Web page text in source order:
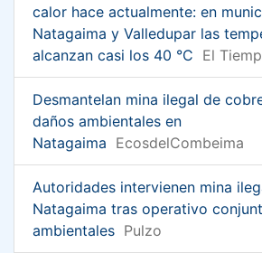
calor hace actualmente: en
Natagaima y Valledupar las
alcanzan casi los 40 °C El
Desmantelan mina ilegal de
daños ambientales en
Natagaima EcosdelCombeima
Autoridades intervienen mina
Natagaima tras operativo
ambientales Pulzo